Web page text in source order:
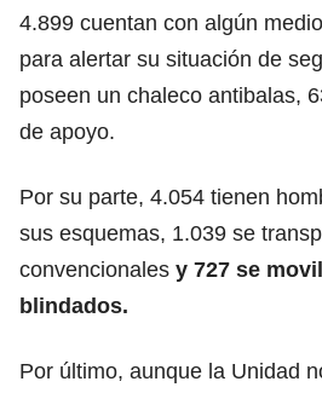
4.899 cuentan con algún
para alertar su situación de
poseen un chaleco antibalas,
de apoyo.
Por su parte, 4.054 tienen
sus esquemas, 1.039 se
convencionales y 727 se
blindados.
Por último, aunque la Unidad